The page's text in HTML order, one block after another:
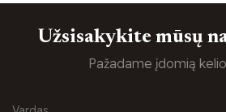
Užsisakykite mūsų
Pažadame įdomią